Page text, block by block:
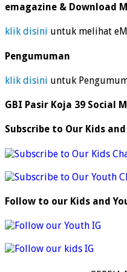
emagazine & Download
klik disini untuk melihat
Pengumuman
klik disini untuk
GBI Pasir Koja 39 Social
Subscribe to Our Kids
Follow to our Kids and